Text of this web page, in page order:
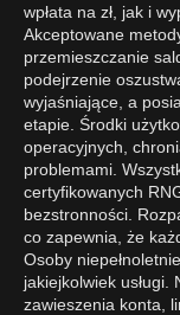
wpłata na zł, jak i
Akceptowane
przemieszczanie
podejrzenie
wyjaśniające, a
etapie. Środki
operacyjnych,
problemami.
certyfikowanych
bezstronności.
co zapewnia, że
Osoby
jakiejkolwiek usługi.
zawieszenia konta,